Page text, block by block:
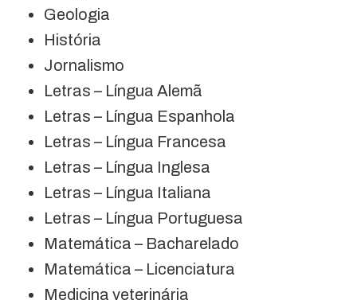
Geologia
História
Jornalismo
Letras – Língua Alemã
Letras – Língua Espanhola
Letras – Língua Francesa
Letras – Língua Inglesa
Letras – Língua Italiana
Letras – Língua Portuguesa
Matemática – Bacharelado
Matemática – Licenciatura
Medicina veterinária